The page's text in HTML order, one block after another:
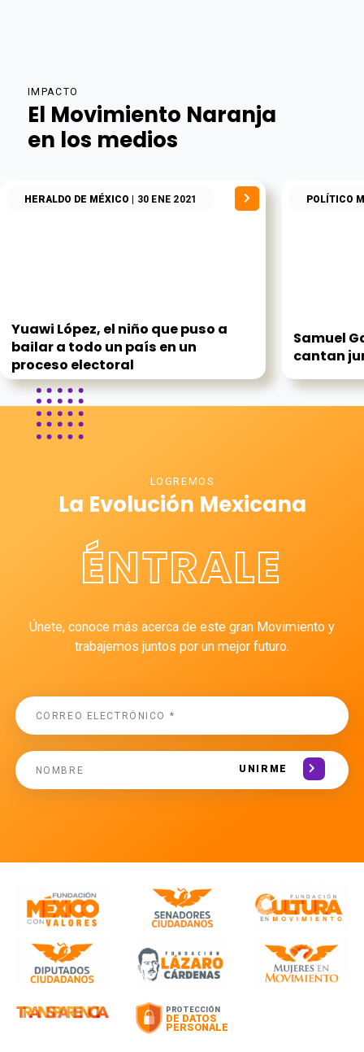
IMPACTO
El Movimiento Naranja
en los medios
HERALDO DE MÉXICO | 30 ENE 2021
Yuawi López, el niño que puso a
bailar a todo un país en un
proceso electoral
POLÍTICO
Samuel
cantan
LOGREMOS
La Evolución Mexicana
ÉNTRALE
Únete, conoce más acerca de este gran Movimiento y
trabajemos juntos por un mejor futuro.
UNIRME